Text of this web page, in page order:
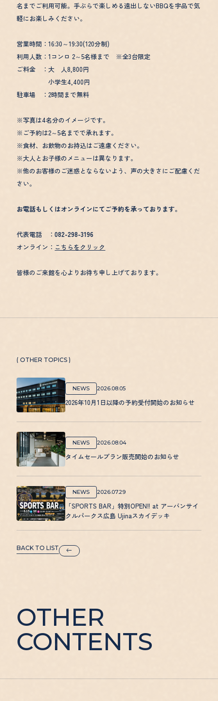
名までご利用可能。手ぶらで楽しめる遠出しないBBQを宇品で気
軽にお楽しみください。
営業時間：16:30～19:30(120分制)
利用人数：1コンロ 2～5名様まで ※全3台限定
ご料金 ：大 人8,800円
小学生4,400円
駐車場 ：2時間まで無料
※写真は4名分のイメージです。
※ご予約は2～5名までで承れます。
※食材、お飲物のお持込はご遠慮ください。
※大人とお子様のメニューは異なります。
※他のお客様のご迷惑とならないよう、声の大きさにご配慮くだ
さい。
お電話もしくはオンラインにてご予約を承っております。
代表電話 ：082-298-3196
オンライン： こちらをクリック
皆様のご来館を心よりお待ち申し上げております。
( OTHER TOPICS )
NEWS 2026.08.05
2026年10月1日以降の予約受付開始のお知らせ
NEWS 2026.08.04
タイムセールプラン販売開始のお知らせ
NEWS 2026.07.29
「SPORTS BAR」特別OPEN‼ at アーバンサイ
クルパークス広島 Ujinaスカイデッキ
BACK TO LIST
OTHER
CONTENTS